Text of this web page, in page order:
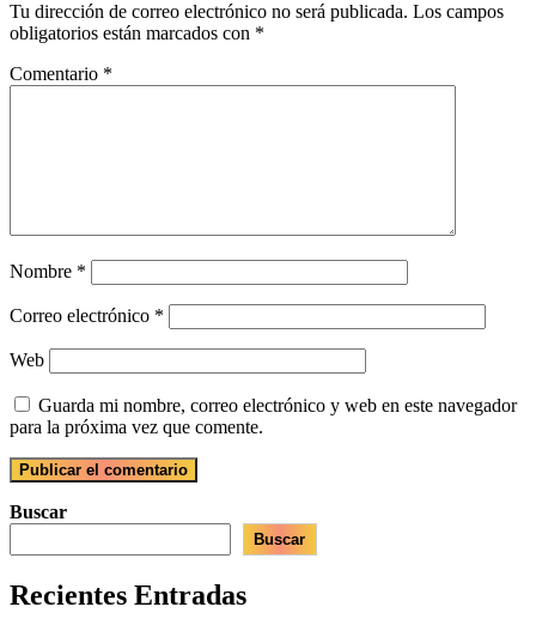
Tu dirección de correo electrónico no será publicada. Los campos
obligatorios están marcados con *
Comentario *
Nombre *
Correo electrónico *
Web
Guarda mi nombre, correo electrónico y web en este navegador
para la próxima vez que comente.
Buscar
Buscar
Recientes Entradas